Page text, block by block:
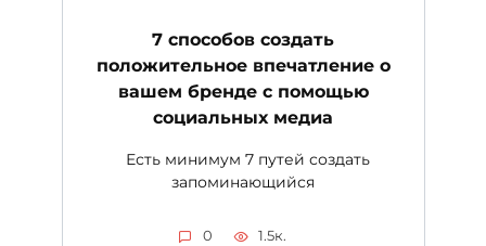
7 способов создать
положительное впечатление о
вашем бренде с помощью
социальных медиа
Есть минимум 7 путей создать
запоминающийся
0 1.5к.